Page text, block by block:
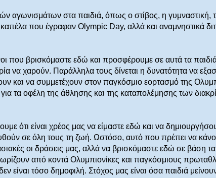
αγωνισμάτων στα παιδιά, όπως ο στίβος, η γυμναστική,
που έγραφαν Οlympic Day, αλλά και αναμνηστικά
που βρισκόμαστε εδώ και προσφέρουμε σε αυτά τα παιδιά
να χαρούν. Παράλληλα τους δίνεται η δυνατότητα να
και να συμμετέχουν στον παγκόσμιο εορτασμό της
τα οφέλη της άθλησης και της καταπολέμησης των
ότι είναι χρέος μας να είμαστε εδώ και να
σε όλη τους τη ζωή. Ωστόσο, αυτό που πρέπει να
οι δράσεις μας, αλλά να βρισκόμαστε εδώ σε βάση
από κοντά Ολυμπιονίκες και παγκόσμιους
είναι τόσο δημοφιλή. Στόχος μας είναι όσα παιδιά